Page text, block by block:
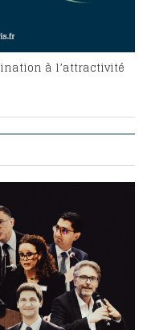
à l’attractivité